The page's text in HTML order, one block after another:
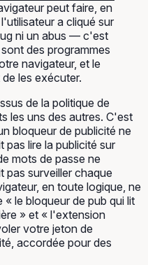
peut faire, en
a cliqué sur
ni un abus — c'est
des programmes
navigateur, et le
les exécuter.
de la politique de
les uns des autres. C'est
bloqueur de publicité ne
lire la publicité sur
mots de passe ne
surveiller chaque
en toute logique, ne
le bloqueur de pub qui lit
» et « l'extension
votre jeton de
accordée pour des